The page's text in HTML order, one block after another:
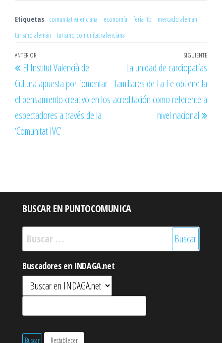
Etiquetas comunitat valenciana economía feria itb
mercado alemán
turismo alemán
turismo comunitat valenciana
Navegación
de
entradas
Entrada
anterior
ANTERIOR
El Institut Valencià de
Cultura apuesta por fomentar
el pensamiento creativo en los
espectadores a través de la
‘Comunitat IVC’
SIGUIENTE
La unidad de cardiopatías
familiares de La Fe obtiene la
acreditación como referente a
nivel nacional
BUSCAR EN PUNTOCOMUNICA
Buscar:
Buscadores en INDAGA.net